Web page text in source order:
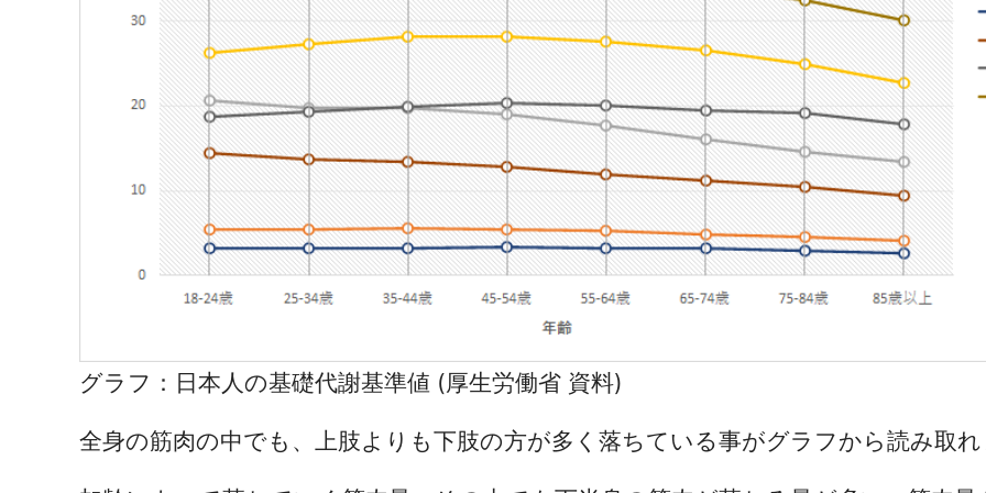
グラフ：日本人の基礎代謝基準値 (厚生労働省 資料)
全身の筋肉の中でも、上肢よりも下肢の方が多く落ちている事がグラフから読み取